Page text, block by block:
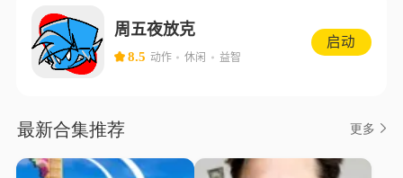
周五夜放克
8.5 动作 休闲 益智
启动
最新合集推荐 更多